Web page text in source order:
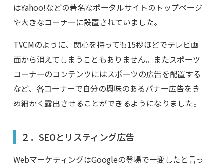
はYahoo!などの著名なポータルサイトのトップページ
や大きなコーナーに設置されていました。
TVCMのように、関心を持っても15秒ほどでテレビ画
面から消えてしまうこともありません。またスポーツ
コーナーのコンテンツにはスポーツの広告を配置する
など、各コーナーで自分の興味のあるバナー広告をき
め細かく露出させることができるようになりました。
２．SEOとリスティング広告
WebマーケティングはGoogleの登場で一変したと言っ